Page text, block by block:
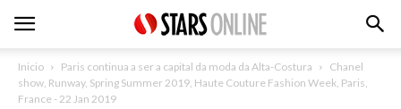
Inicio Paris continua a ser a capital da moda da Alta-Costura
Chanel
show, Runway, Spring Summer 2019, Haute Couture Fashion Week, Paris,
France - 22 Jan 2019